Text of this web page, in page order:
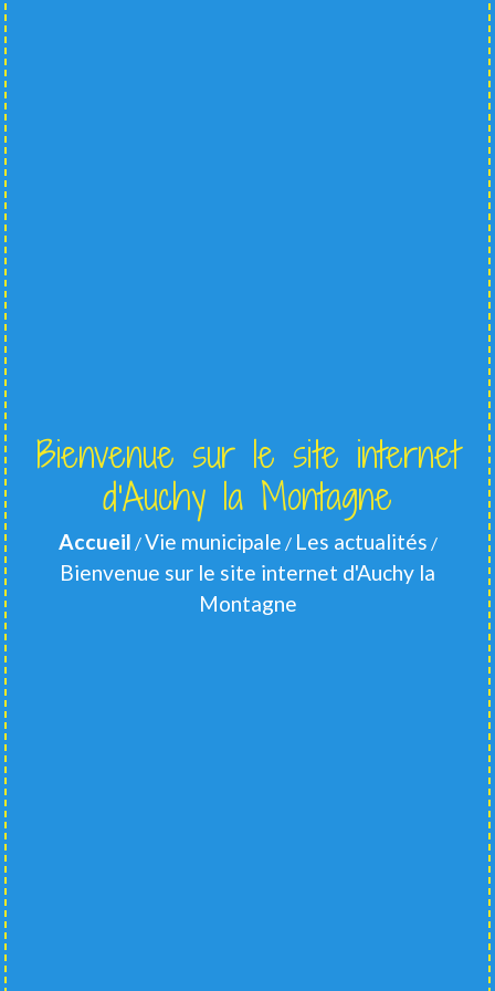
Bienvenue sur le site internet
d'Auchy la Montagne
Accueil /Vie municipale / Les actualités /
Bienvenue sur le site internet d'Auchy la
Montagne